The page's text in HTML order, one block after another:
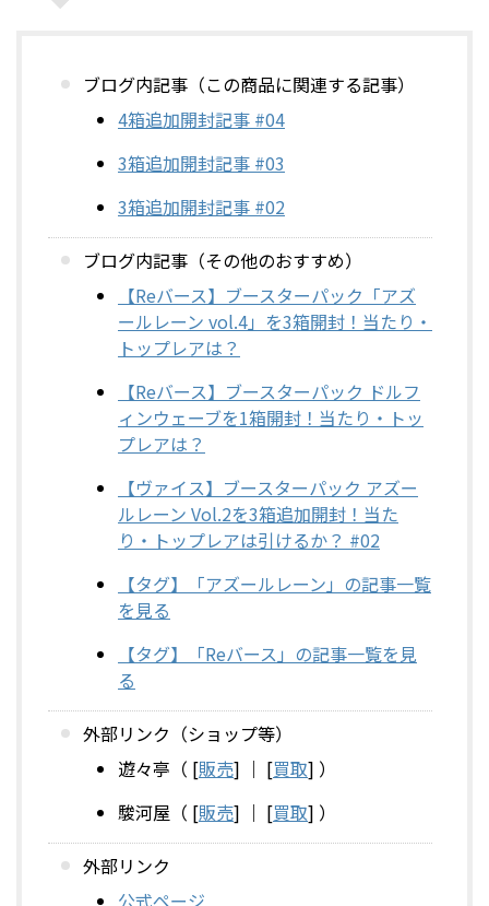
ブログ内記事（この商品に関連する記事）
4箱追加開封記事 #04
3箱追加開封記事 #03
3箱追加開封記事 #02
ブログ内記事（その他のおすすめ）
【Reバース】ブースターパック「アズ
ールレーン vol.4」を3箱開封！当たり・
トップレアは？
【Reバース】ブースターパック ドルフ
ィンウェーブを1箱開封！当たり・トッ
プレアは？
【ヴァイス】ブースターパック アズー
ルレーン Vol.2を3箱追加開封！当た
り・トップレアは引けるか？ #02
【タグ】「アズールレーン」の記事一覧
を見る
【タグ】「Reバース」の記事一覧を見
る
外部リンク（ショップ等）
遊々亭（ [販売] ｜ [買取] ）
駿河屋（ [販売] ｜ [買取] ）
外部リンク
公式ページ